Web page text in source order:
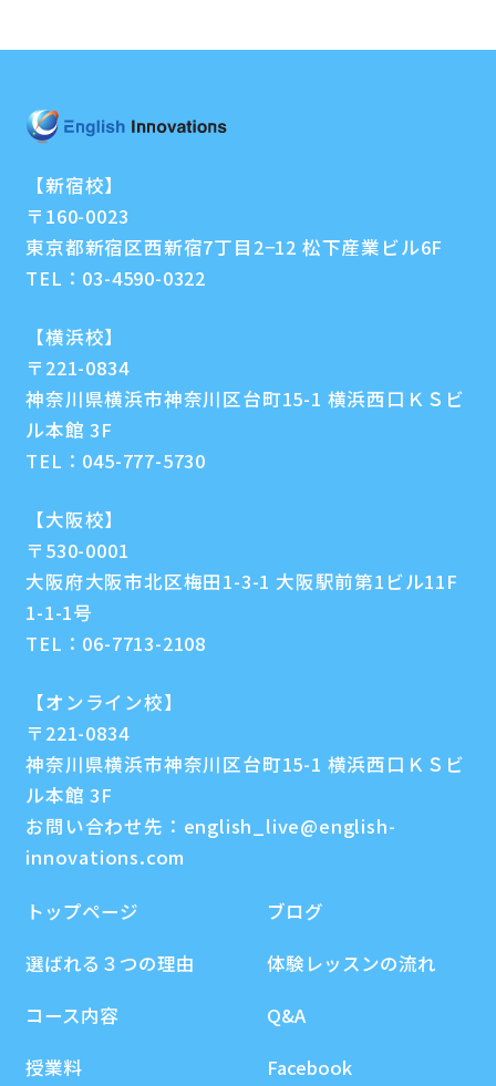
【新宿校】
〒160-0023
東京都新宿区西新宿7丁目2−12 松下産業ビル6F
TEL： 03-4590-0322
【横浜校】
〒221-0834
神奈川県横浜市神奈川区台町15-1 横浜西口ＫＳビ
ル本館 3F
TEL： 045-777-5730
【大阪校】
〒530-0001
大阪府大阪市北区梅田1-3-1 大阪駅前第1ビル11F
1-1-1号
TEL： 06-7713-2108
【オンライン校】
〒221-0834
神奈川県横浜市神奈川区台町15-1 横浜西口ＫＳビ
ル本館 3F
お問い合わせ先： english_live@english-
innovations.com
トップページ
選ばれる３つの理由
コース内容
授業料
ブログ
体験レッスンの流れ
Q&A
Facebook